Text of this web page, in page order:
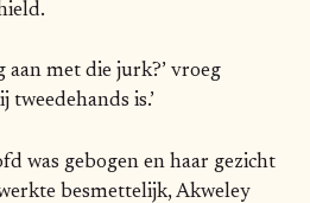
aan met die jurk?’ vroeg
tweedehands is.’
was gebogen en haar gezicht
besmettelijk, Akweley